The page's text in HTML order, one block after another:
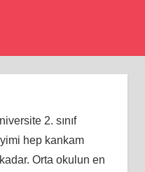
2. sınıf
hep kankam
Orta okulun en